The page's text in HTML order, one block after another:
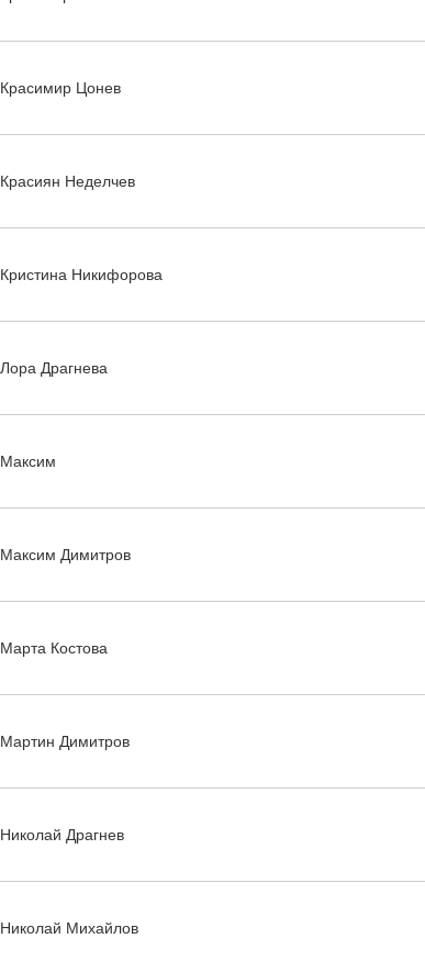
Красимир Цонев
Красиян Неделчев
Кристина Никифорова
Лора Драгнева
Максим
Максим Димитров
Марта Костова
Мартин Димитров
Николай Драгнев
Николай Михайлов